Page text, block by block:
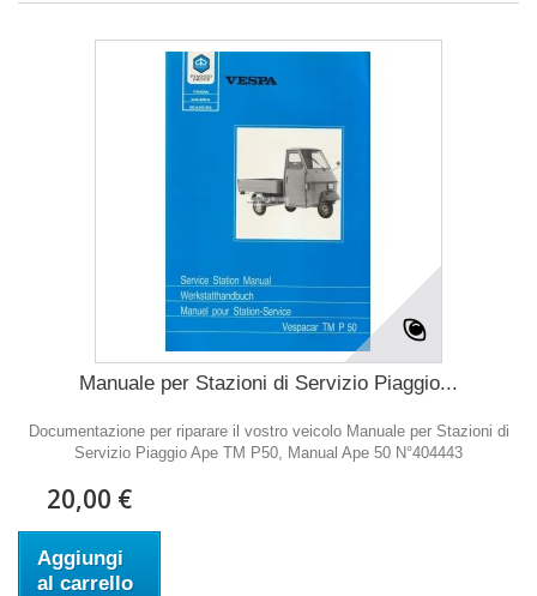
Manuale per Stazioni di Servizio Piaggio...
Documentazione per riparare il vostro veicolo Manuale per Stazioni di
Servizio Piaggio Ape TM P50, Manual Ape 50 N°404443
20,00 €
Aggiungi
al carrello